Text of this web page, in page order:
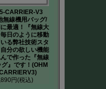
CARRIER-V3
無線機用バッグ/
最適！『無線大
日のように移動
る弊社技術スタ
分の欲しい機能
で作った『無線
』です！(OHM
円(税込)